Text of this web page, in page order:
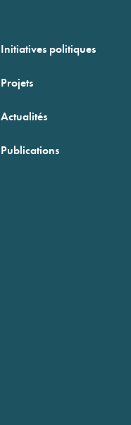
Initiatives politiques
Projets
Actualités
Publications